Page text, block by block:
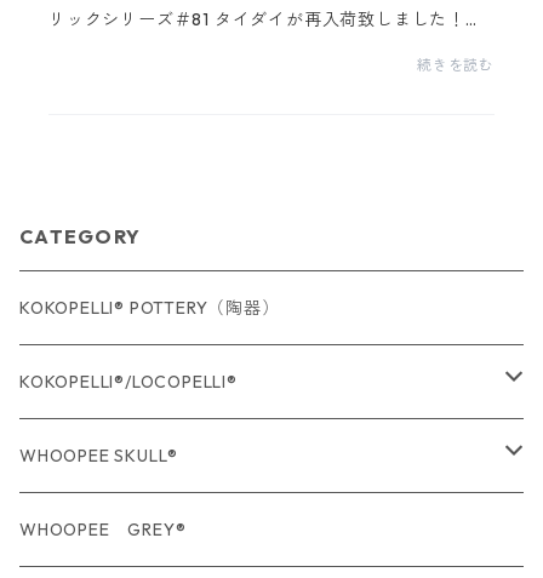
リックシリーズ＃81 タイダイが再入荷致しました！今
続きを読む
CATEGORY
KOKOPELLI® POTTERY（陶器）
KOKOPELLI®/LOCOPELLI®
USA Fabric series数量限定
期間限定商品
WHOOPEE SKULL®
USA Fabric series数量限定
WHOOPEE GREY®